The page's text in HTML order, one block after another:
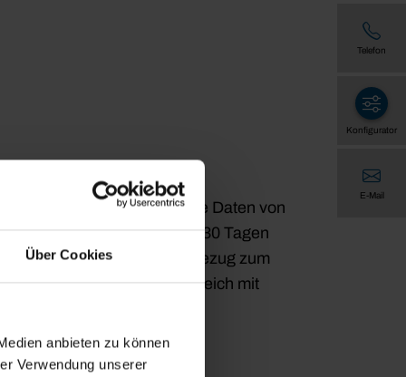
Über Cookies
anbieten zu können
Verwendung unserer
Webserver, werden diese Daten von
möglich. Nach spätestens 30 Tagen
mehr möglich ist, einen Bezug zum
verarbeitet; ein Abgleich mit
Telefon
Konfigurator
E-Mail